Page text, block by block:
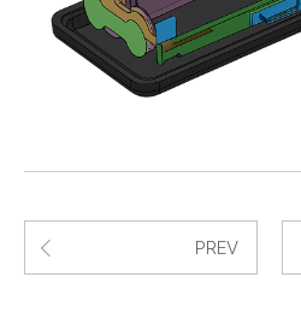
PREV